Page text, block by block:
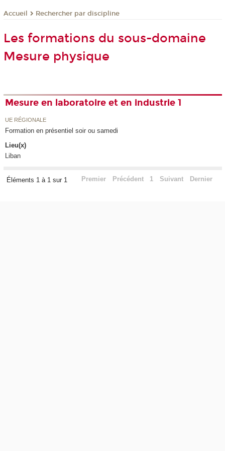
Accueil Rechercher par discipline
Les formations du sous-domaine
Mesure physique
Mesure en laboratoire et en industrie 1
UE RÉGIONALE
Formation en présentiel soir ou samedi
Lieu(x)
Liban
Éléments 1 à 1 sur 1 Premier Précédent 1 Suivant Dernier